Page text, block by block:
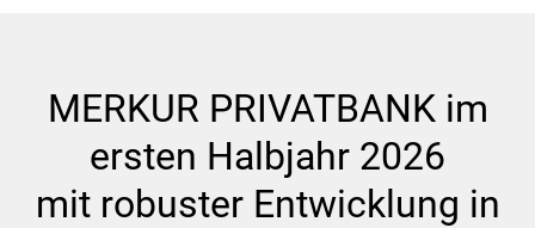
MERKUR PRIVATBANK im
ersten Halbjahr 2026
mit robuster Entwicklung in